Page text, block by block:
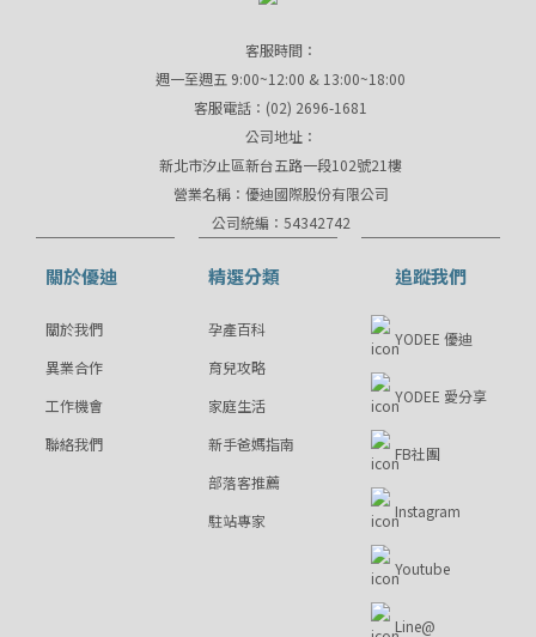
客服時間：
週一至週五 9:00~12:00 & 13:00~18:00
客服電話：(02) 2696-1681
公司地址：
新北市汐止區新台五路一段102號21樓
營業名稱：優迪國際股份有限公司
公司統編：54342742
關於優迪
關於我們
異業合作
工作機會
聯絡我們
精選分類
孕產百科
育兒攻略
家庭生活
新手爸媽指南
部落客推薦
駐站專家
追蹤我們
YODEE 優迪
YODEE 愛分享
FB社團
Instagram
Youtube
Line@